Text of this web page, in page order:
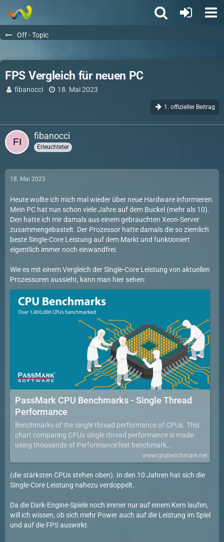
Off - Topic
FPS Vergleich für neuen PC
fibanocci 18. Mai 2023
1. offizieller Beitrag
fibanocci
Erleuchteter
18. Mai 2023
Heute wollte ich mich mal wieder über neue Hardware informieren.
Mein PC hat nun schon viele Jahre auf dem Buckel (mehr als 10).
Den hatte ich mir damals aus einem gebrauchten Xeon-Server
zusammengebastelt. Der Prozessor hatte damals die so ziemlich
beste Single-Core Leistung auf dem Markt und funktioniert
eigentlich immer noch einwandfrei.
Wie es mit einem Vergleich der Single-Core Leistung von aktuellen
Prozessoren aussieht, kann man hier sehen:
PassMark CPU Benchmarks - Single Thread
Performance
Benchmarks of the single thread performance of CPUs. This
chart comparing CPUs single thread performance is made
using thousands of PerformanceTest benchmark…
www.cpubenchmark.net
(die stärksten CPUs stehen oben). In den 10 Jahren hat sich die
Single-Core Leistung nahezu verdoppelt.
Da die Dark-Engine-Spiele noch immer nur auf einem Kern laufen,
will ich wissen, ob sich mehr Power auch auf die Leistung im Spiel
und auf die FPS auswirkt.